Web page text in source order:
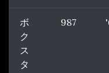
ボ
ク
ス
タ
987